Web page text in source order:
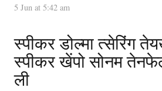
5 Jun at 5:42 am
स्पीकर डोल्मा त्सेरिंग
स्पीकर खेंपो सोनम
ली